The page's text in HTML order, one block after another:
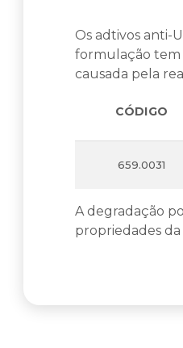
Os adtivos anti-
formulação tem
causada pela
CÓDIGO
659.0031
A degradação
propriedades da